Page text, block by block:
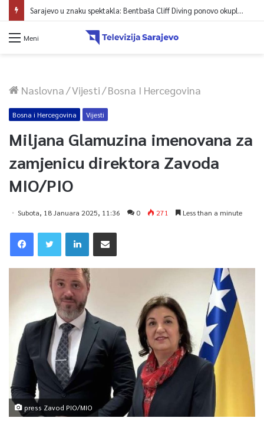
Sarajevo u znaku spektakla: Bentbaša Cliff Diving ponovo okuplja najbolje skakače i vrhunsku zabavu
Meni
Naslovna/Vijesti/Bosna I Hercegovina
Bosna i Hercegovina Vijesti
Miljana Glamuzina imenovana za
zamjenicu direktora Zavoda
MIO/PIO
Subota, 18 Januara 2025, 11:36 0 271 Less than a minute
press Zavod PIO/MIO